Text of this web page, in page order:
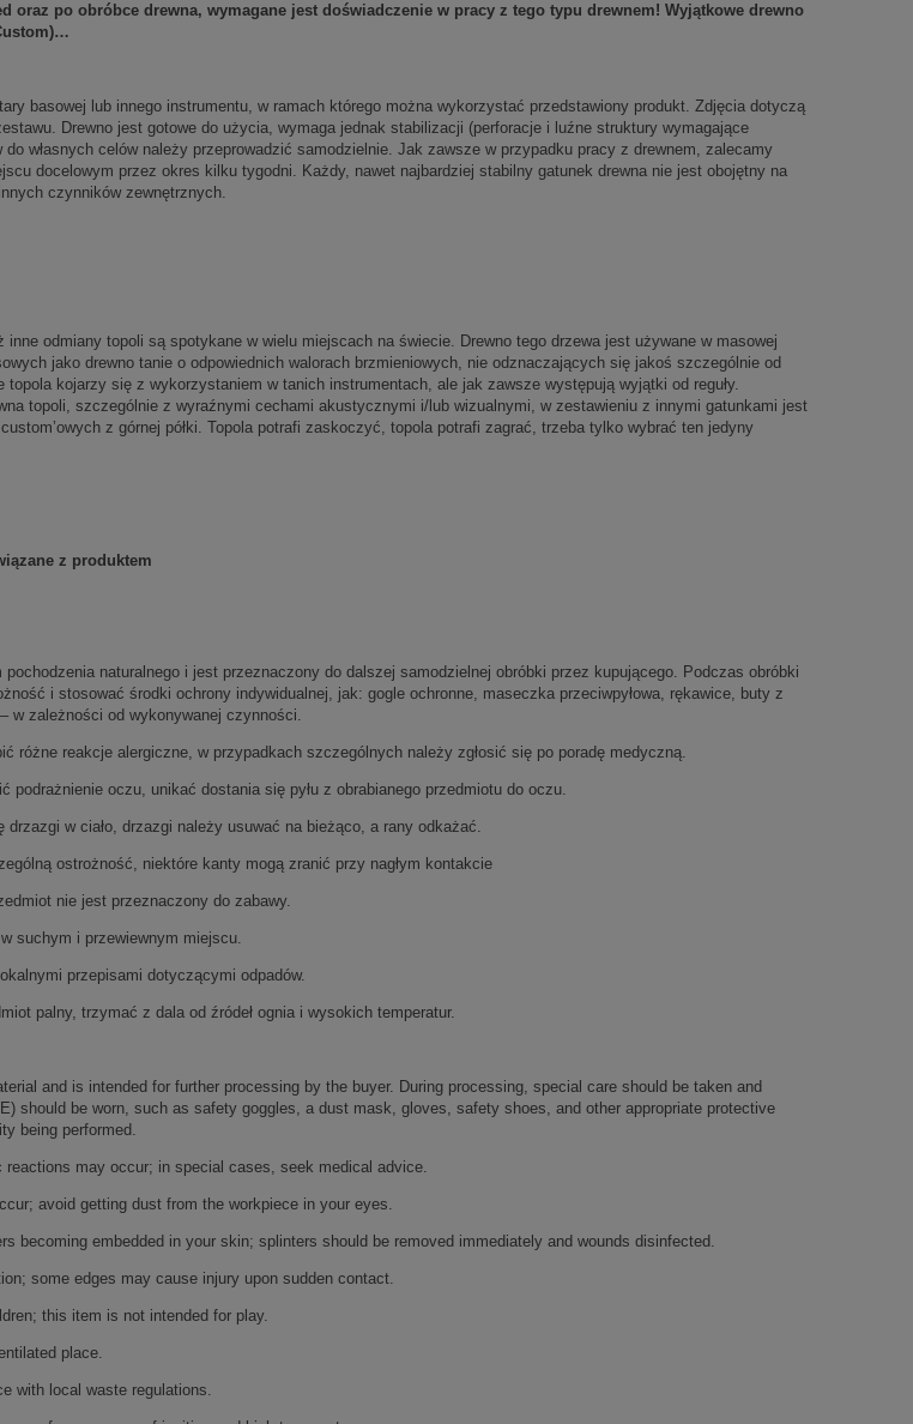
oraz po obróbce drewna, wymagane jest doświadczenie w pracy z tego typu drewnem! Wyjątkowe drewno
basowej lub innego instrumentu, w ramach którego można wykorzystać przedstawiony produkt. Zdjęcia dotyczą
Drewno jest gotowe do użycia, wymaga jednak stabilizacji (perforacje i luźne struktury wymagające
własnych celów należy przeprowadzić samodzielnie. Jak zawsze w przypadku pracy z drewnem, zalecamy
docelowym przez okres kilku tygodni. Każdy, nawet najbardziej stabilny gatunek drewna nie jest obojętny na
czynników zewnętrznych.
inne odmiany topoli są spotykane w wielu miejscach na świecie. Drewno tego drzewa jest używane w masowej
jako drewno tanie o odpowiednich walorach brzmieniowych, nie odznaczających się jakoś szczególnie od
topola kojarzy się z wykorzystaniem w tanich instrumentach, ale jak zawsze występują wyjątki od reguły.
topoli, szczególnie z wyraźnymi cechami akustycznymi i/lub wizualnymi, w zestawieniu z innymi gatunkami jest
z górnej półki. Topola potrafi zaskoczyć, topola potrafi zagrać, trzeba tylko wybrać ten jedyny
z produktem
pochodzenia naturalnego i jest przeznaczony do dalszej samodzielnej obróbki przez kupującego. Podczas obróbki
i stosować środki ochrony indywidualnej, jak: gogle ochronne, maseczka przeciwpyłowa, rękawice, buty z
w zależności od wykonywanej czynności.
różne reakcje alergiczne, w przypadkach szczególnych należy zgłosić się po poradę medyczną.
podrażnienie oczu, unikać dostania się pyłu z obrabianego przedmiotu do oczu.
w ciało, drzazgi należy usuwać na bieżąco, a rany odkażać.
ostrożność, niektóre kanty mogą zranić przy nagłym kontakcie
nie jest przeznaczony do zabawy.
suchym i przewiewnym miejscu.
przepisami dotyczącymi odpadów.
palny, trzymać z dala od źródeł ognia i wysokich temperatur.
and is intended for further processing by the buyer. During processing, special care should be taken and
should be worn, such as safety goggles, a dust mask, gloves, safety shoes, and other appropriate protective
being performed.
may occur; in special cases, seek medical advice.
avoid getting dust from the workpiece in your eyes.
becoming embedded in your skin; splinters should be removed immediately and wounds disinfected.
some edges may cause injury upon sudden contact.
this item is not intended for play.
place.
with local waste regulations.